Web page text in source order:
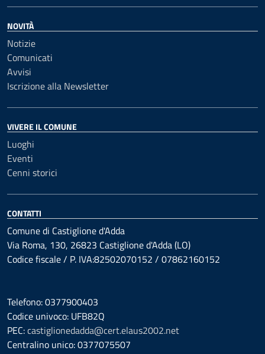
NOVITÀ
Notizie
Comunicati
Avvisi
Iscrizione alla Newsletter
VIVERE IL COMUNE
Luoghi
Eventi
Cenni storici
CONTATTI
Comune di Castiglione d'Adda
Via Roma, 130, 26823 Castiglione d'Adda (LO)
Codice fiscale / P. IVA:82502070152 / 07862160152
Telefono: 0377900403
Codice univoco: UFB82Q
PEC:castiglionedadda@cert.elaus2002.net
Centralino unico: 0377075507